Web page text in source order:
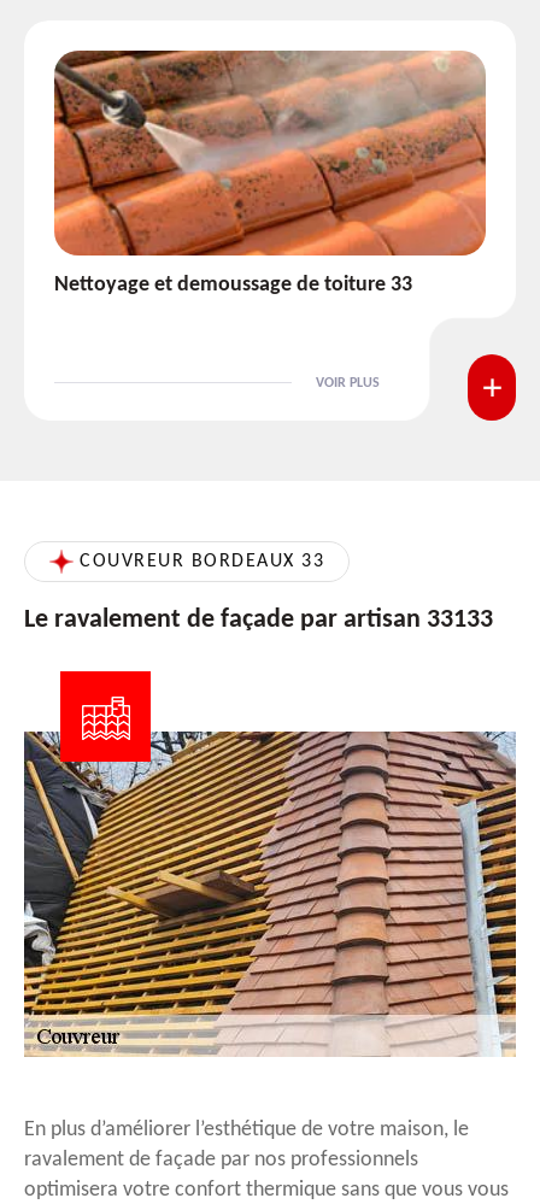
Etanchéité toiture 33
VOIR PLUS
COUVREUR BORDEAUX 33
Le ravalement de façade par artisan 33133
En plus d’améliorer l’esthétique de votre maison, le
ravalement de façade par nos professionnels
optimisera votre confort thermique sans que vous vous